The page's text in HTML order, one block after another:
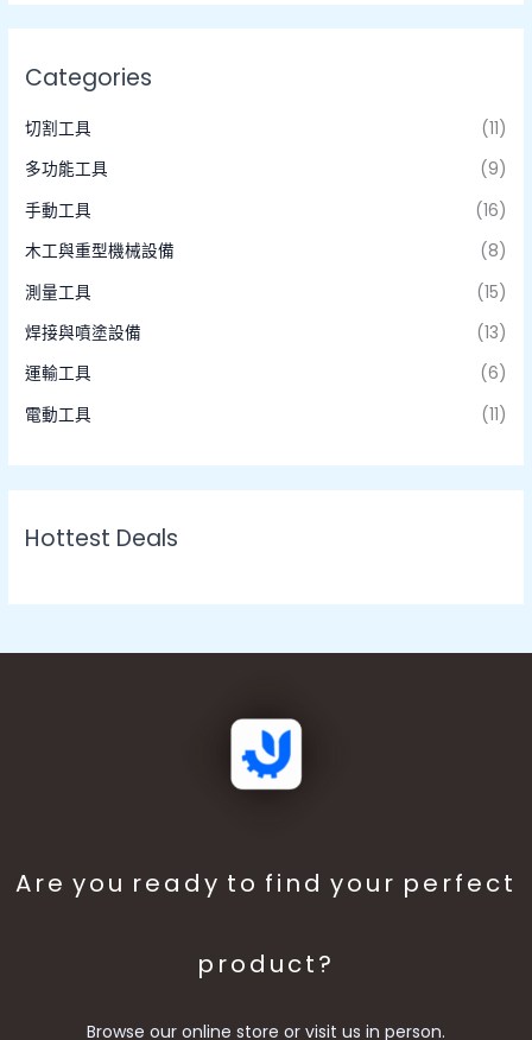
Categories
切割工具
(11)
多功能工具
(9)
手動工具
(16)
木工與重型機械設備
(8)
測量工具
(15)
焊接與噴塗設備
(13)
運輸工具
(6)
電動工具
(11)
Hottest Deals
Are you ready to find your perfect
product?
Browse our online store or visit us in person.